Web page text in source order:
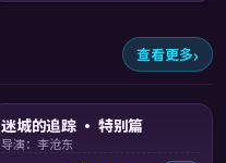
查看更多
迷城的追踪 · 特别篇
导演：李沧东